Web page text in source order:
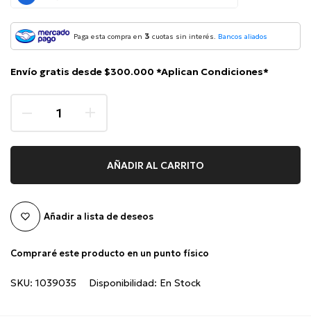
Paga esta compra en 3 cuotas sin interés. Bancos aliados
Envío gratis desde $300.000 *Aplican Condiciones*
AÑADIR AL CARRITO
Añadir a lista de deseos
Compraré este producto en un punto físico
SKU: 1039035 Disponibilidad: En Stock